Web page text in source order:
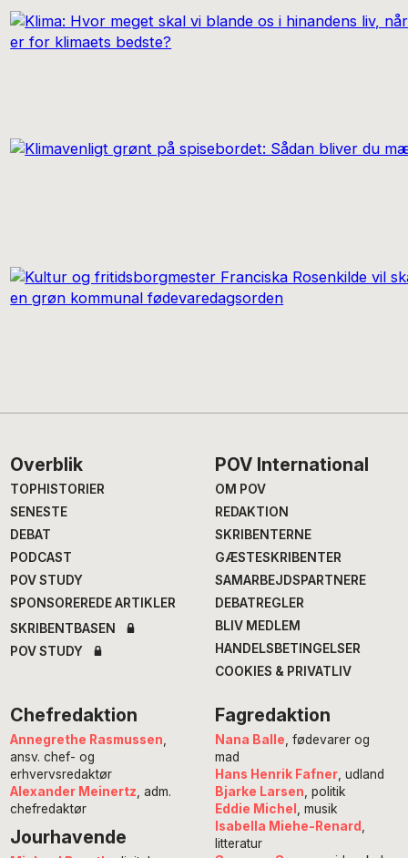
Footer
Overblik
TOPHISTORIER
SENESTE
DEBAT
PODCAST
POV STUDY
SPONSOREREDE ARTIKLER
SKRIBENTBASEN
POV STUDY
POV International
OM POV
REDAKTION
SKRIBENTERNE
GÆSTESKRIBENTER
SAMARBEJDSPARTNERE
DEBATREGLER
BLIV MEDLEM
HANDELSBETINGELSER
COOKIES & PRIVATLIV
Chefredaktion
Annegrethe Rasmussen,
ansv. chef- og
erhvervsredaktør
Alexander Meinertz, adm.
chefredaktør
Jourhavende
Fagredaktion
Nana Balle, fødevarer og
mad
Hans Henrik Fafner, udland
Bjarke Larsen, politik
Eddie Michel , musik
Isabella Miehe-Renard ,
litteratur